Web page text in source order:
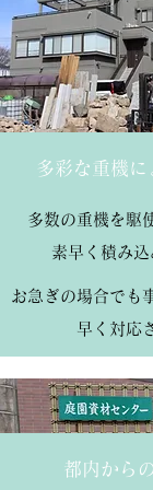
多彩な重機
多数の重機を駆
素早く積み込
お急ぎの場合でも
早く 対応
都内から